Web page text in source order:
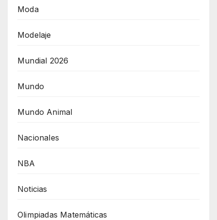
Moda
Modelaje
Mundial 2026
Mundo
Mundo Animal
Nacionales
NBA
Noticias
Olimpiadas Matemáticas